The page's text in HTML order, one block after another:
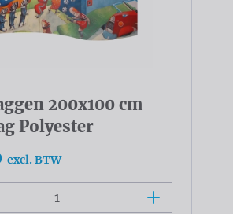
200x100 cm
Polyester
excl. BTW